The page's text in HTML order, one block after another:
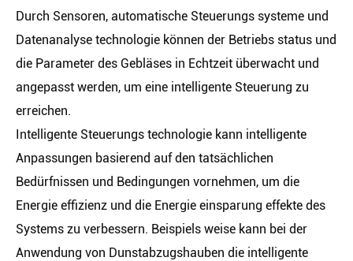
Durch Sensoren, automatische Steuerungs systeme und
Datenanalyse technologie können der Betriebs status und
die Parameter des Gebläses in Echtzeit überwacht und
angepasst werden, um eine intelligente Steuerung zu
erreichen.
Intelligente Steuerungs technologie kann intelligente
Anpassungen basierend auf den tatsächlichen
Bedürfnissen und Bedingungen vornehmen, um die
Energie effizienz und die Energie einsparung effekte des
Systems zu verbessern. Beispiels weise kann bei der
Anwendung von Dunstabzugshauben die intelligente